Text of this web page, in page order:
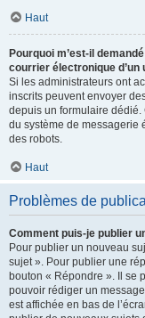
Haut
Pourquoi m’est-il
courrier électronique d’un
Si les administrateurs ont
inscrits peuvent envoyer
depuis un formulaire dédié.
du système de messagerie
des robots.
Haut
Problèmes de
Comment puis-je publier
Pour publier un nouveau
sujet ». Pour publier une
bouton « Répondre ». Il se
pouvoir rédiger un
est affichée en bas de